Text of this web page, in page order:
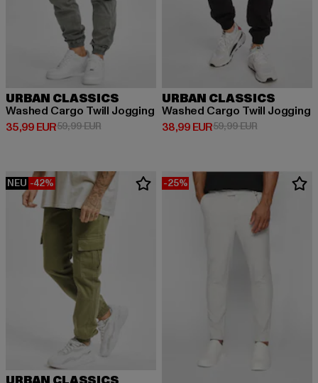
URBAN CLASSICS
Washed Cargo Twill Jogging
35,99 EUR
Derzeitiger Preis: 35,99 EUR
59,99 EURAktionspreis: 59,99 EUR
URBAN CLASSICS
Washed Cargo Twill Jogging
38,99 EUR
Derzeitiger Preis: 38,99 EUR
59,99 EURAktionspreis:
NEU -42% -25%